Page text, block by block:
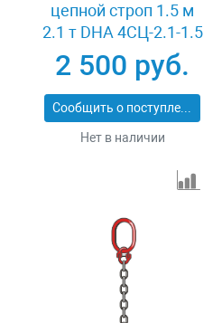
цепной строп 1.5 м
2.1 т DHA 4СЦ-2.1-1.5
2 500 руб.
Сообщить о поступлении
Нет в наличии